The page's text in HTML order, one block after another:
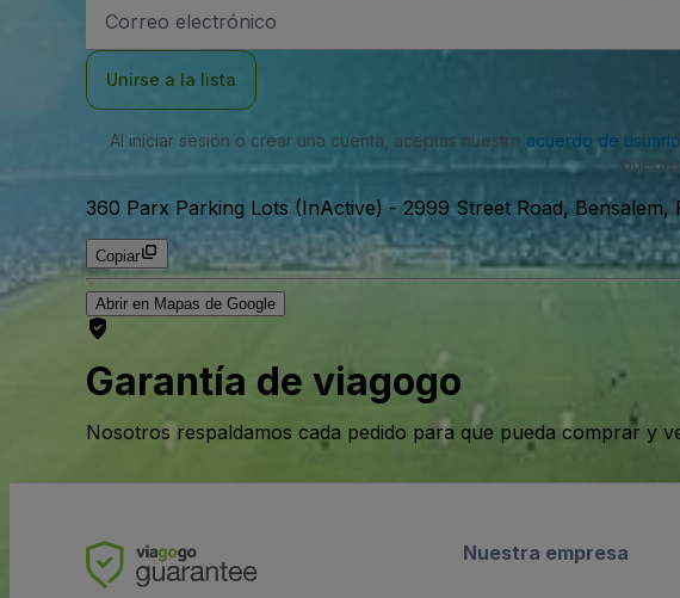
de
Unirse a la lista
Al iniciar sesión o crear una cuenta, aceptas nuestro acuerdo de usuario
360 Parx Parking Lots (InActive) - 2999 Street Road, Bensalem,
Copiar
Abrir en Mapas de Google
Garantía de viagogo
Nosotros respaldamos cada pedido para que pueda comprar y
Nuestra empresa